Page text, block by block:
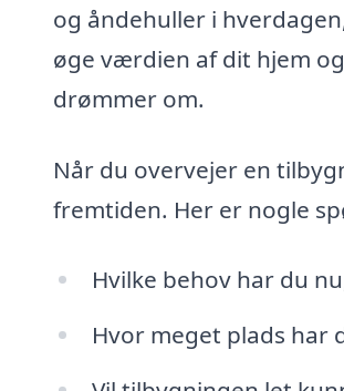
og åndehuller i
øge værdien af dit hjem
drømmer om.
Når du overvejer en
fremtiden. Her er nogle
Hvilke behov har du
Hvor meget plads har